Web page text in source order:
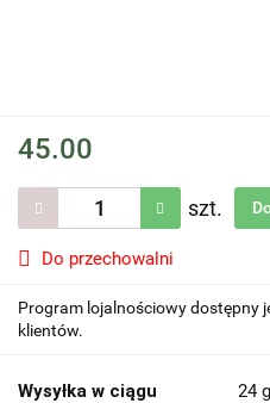
45.00
szt.
Do przechowalni
Program lojalnościowy dostępny
klientów.
Wysyłka w ciągu 24